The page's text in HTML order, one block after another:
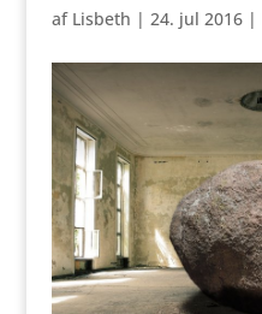
af Lisbeth | 24. jul 2016|